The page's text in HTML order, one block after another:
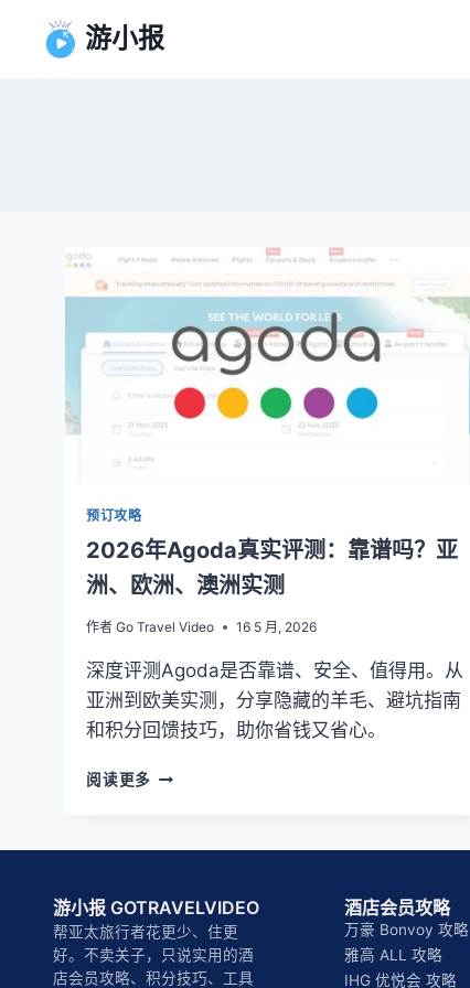
游小报
预订攻略
2026年Agoda真实评测：靠谱吗？亚
洲、欧洲、澳洲实测
作者 Go Travel Video 16 5 月, 2026
深度评测Agoda是否靠谱、安全、值得用。从
亚洲到欧美实测，分享隐藏的羊毛、避坑指南
和积分回馈技巧，助你省钱又省心。
阅读更多 2026
测：
靠
谱
吗？
游小报 GOTRAVELVIDEO
帮亚太旅行者花更少、住更
好。不卖关子，只说实用的酒
店会员攻略、积分技巧、工具
酒店会员攻略
万豪 Bonvoy 攻略
雅高 ALL 攻略
IHG 优悦会 攻略